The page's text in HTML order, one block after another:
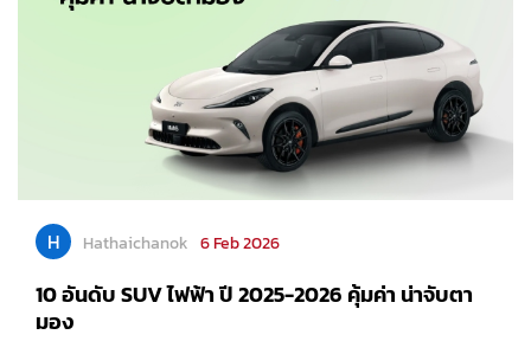
H Hathaichanok 6 Feb 2026
10 อันดับ SUV ไฟฟ้า ปี 2025-2026 คุ้มค่า น่าจับตา
มอง